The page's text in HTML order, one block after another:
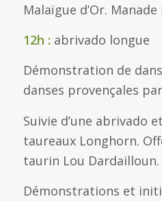
Malaïgue d’Or.
12h : abrivado longue
Démonstration de
danses provençales
Suivie d’une abrivado
taureaux Longhorn.
taurin Lou Dardailloun.
Démonstrations et